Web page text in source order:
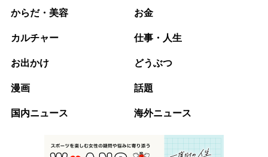
からだ・美容 お金
カルチャー 仕事・人生
お出かけ どうぶつ
漫画 話題
国内ニュース 海外ニュース